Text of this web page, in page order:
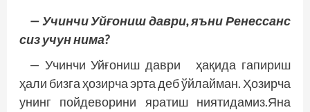
— Учинчи Уйғониш даври, яъни Ренессанс
сиз учун нима?
— Учинчи Уйғониш даври ҳақида гапириш
ҳали бизга ҳозирча эрта деб ўйлайман. Ҳозирча
унинг пойдеворини яратиш ниятидамиз.Яна